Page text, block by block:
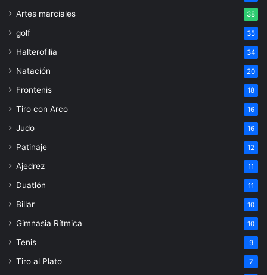
Artes marciales 38
golf 35
Halterofilia 34
Natación 20
Frontenis 18
Tiro con Arco 16
Judo 16
Patinaje 12
Ajedrez 11
Duatlón 11
Billar 10
Gimnasia Rítmica 10
Tenis 9
Tiro al Plato 7